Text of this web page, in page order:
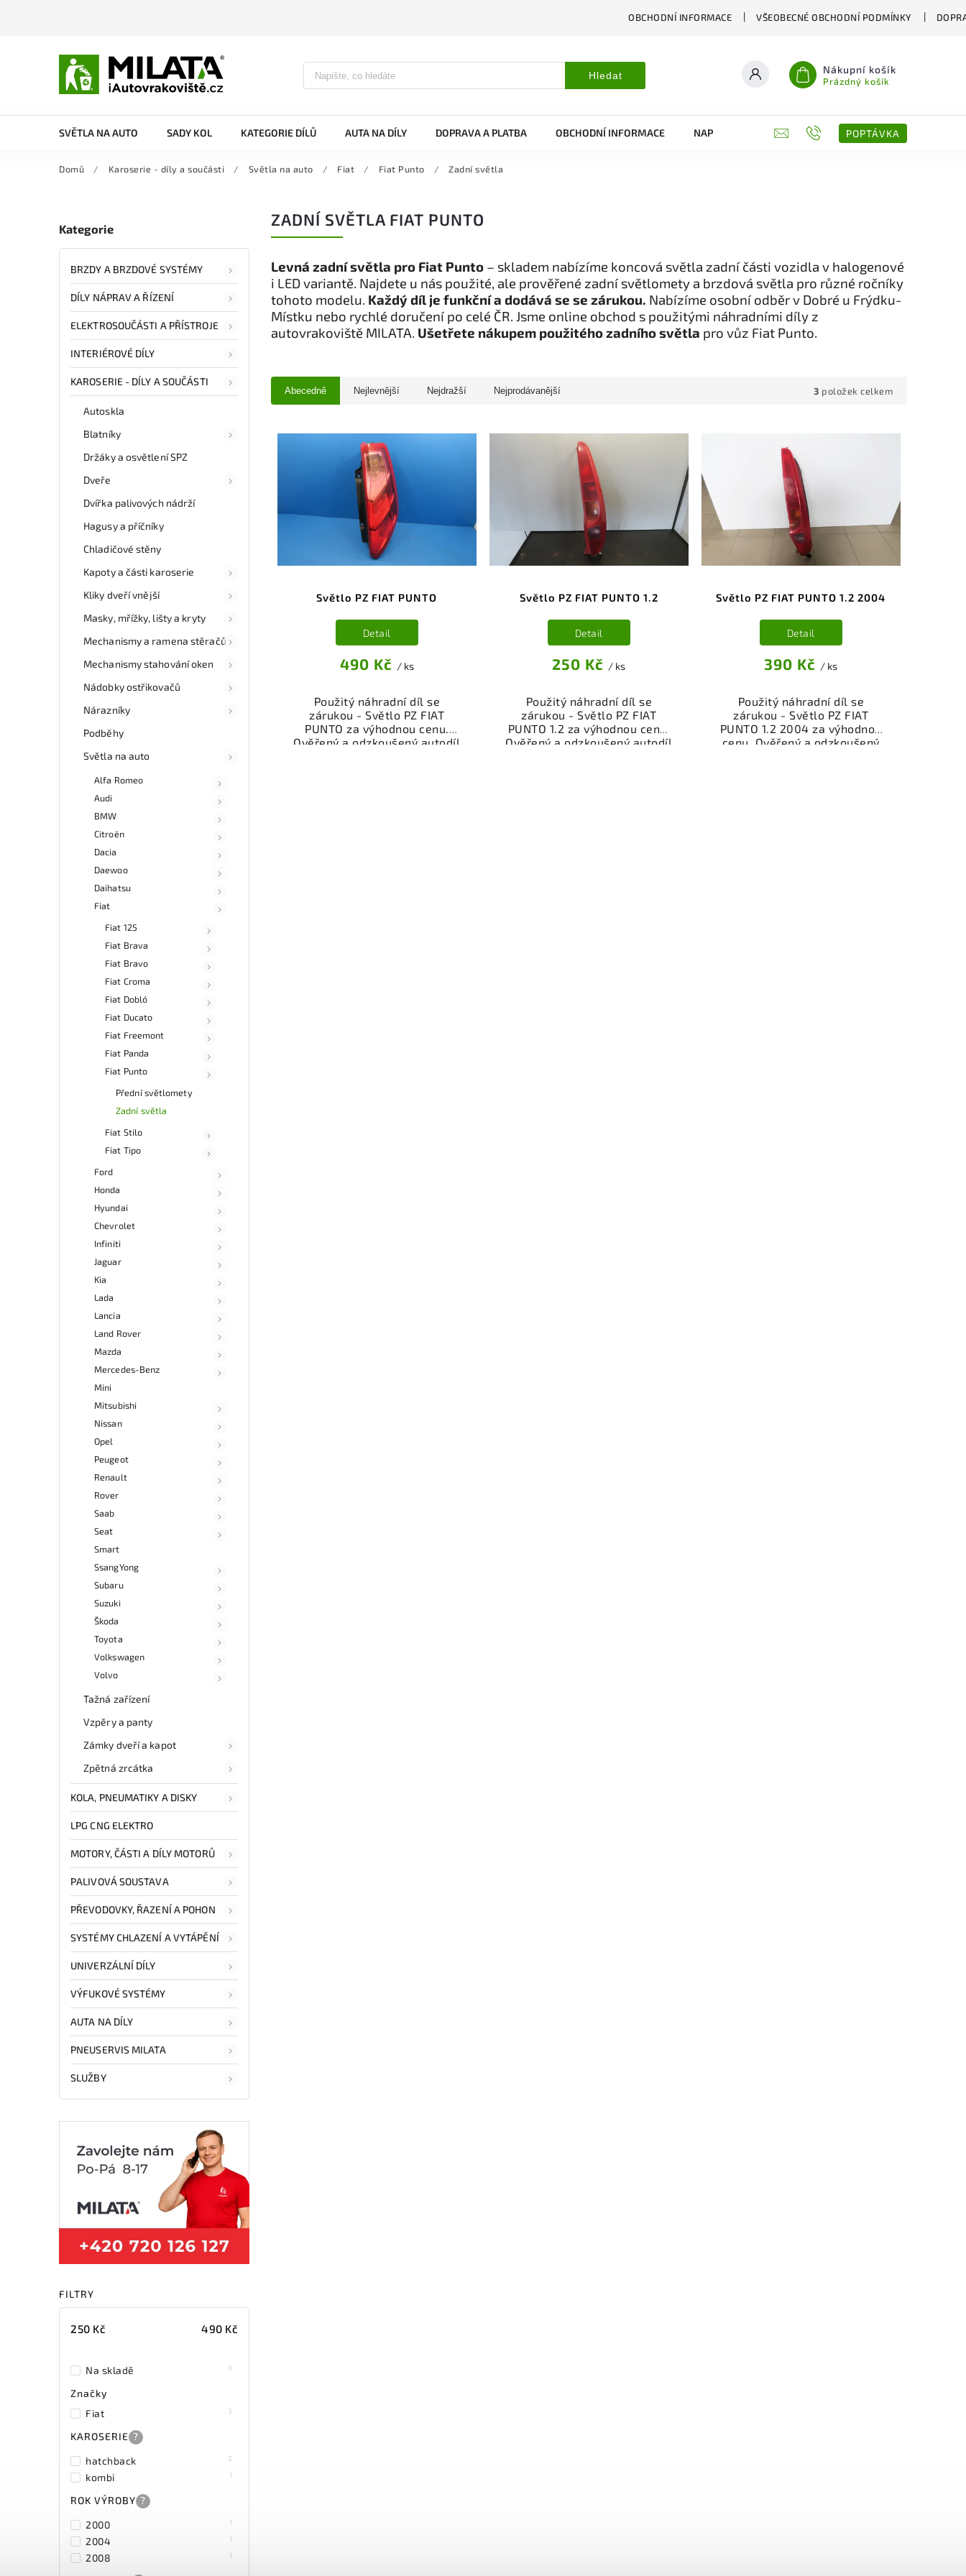
OBCHODNÍ INFORMACE VŠEOBECNÉ OBCHODNÍ PODMÍNKY
Hledat Nákupní košík
Prázdný košík
SVĚTLA NA AUTO SADY KOL KATEGORIE DÍLŮ AUTA NA DÍLY DOPRAVA A PLATBA OBCHODNÍ INFORMACE NAPIŠTE NÁM KONTAKTY POPTÁVKA
Domů / Karoserie - díly a součásti / Světla na auto / Fiat / Fiat Punto / Zadní světla
Kategorie
BRZDY A BRZDOVÉ SYSTÉMY
DÍLY NÁPRAV A ŘÍZENÍ
ELEKTROSOUČÁSTI A PŘÍSTROJE
INTERIÉROVÉ DÍLY
KAROSERIE - DÍLY A SOUČÁSTI
Autoskla
Blatníky
Držáky a osvětlení SPZ
Dveře
Dvířka palivových nádrží
Hagusy a příčníky
Chladičové stěny
Kapoty a části karoserie
Kliky dveří vnější
Masky, mřížky, lišty a kryty
Mechanismy a ramena stěračů
Mechanismy stahování oken
Nádobky ostřikovačů
Nárazníky
Podběhy
Světla na auto
Alfa Romeo
Audi
BMW
Citroën
Dacia
Daewoo
Daihatsu
Fiat
Fiat 125
Fiat Brava
Fiat Bravo
Fiat Croma
Fiat Dobló
Fiat Ducato
Fiat Freemont
Fiat Panda
Fiat Punto
Přední světlomety
Zadní světla
Fiat Stilo
Fiat Tipo
Ford
Honda
Hyundai
Chevrolet
Infiniti
Jaguar
Kia
Lada
Lancia
Land Rover
Mazda
Mercedes-Benz
Mini
Mitsubishi
Nissan
Opel
Peugeot
Renault
Rover
Saab
Seat
Smart
SsangYong
Subaru
Suzuki
Škoda
Toyota
Volkswagen
Volvo
Tažná zařízení
Vzpěry a panty
Zámky dveří a kapot
Zpětná zrcátka
KOLA, PNEUMATIKY A DISKY
LPG CNG ELEKTRO
MOTORY, ČÁSTI A DÍLY MOTORŮ
PALIVOVÁ SOUSTAVA
PŘEVODOVKY, ŘAZENÍ A POHON
SYSTÉMY CHLAZENÍ A VYTÁPĚNÍ
UNIVERZÁLNÍ DÍLY
VÝFUKOVÉ SYSTÉMY
AUTA NA DÍLY
PNEUSERVIS MILATA
SLUŽBY
FILTRY
250 Kč 490 Kč
Na skladě 3
Značky
Fiat
3
KAROSERIE ?
hatchback
2
kombi 1
ROK VÝROBY ?
2000
1
2004 1
2008 1
ZADNÍ SVĚTLA FIAT PUNTO
Levná zadní světla pro Fiat Punto – skladem nabízíme koncová světla zadní části vozidla v halogenové
i LED variantě. Najdete u nás použité, ale prověřené zadní světlomety a brzdová světla pro různé ročníky
tohoto modelu. Každý díl je funkční a dodává se se zárukou. Nabízíme osobní odběr v Dobré u Frýdku-
Místku nebo rychlé doručení po celé ČR. Jsme online obchod s použitými náhradními díly z
autovrakoviště MILATA. Ušetřete nákupem použitého zadního světla pro vůz Fiat Punto.
Abecedně Nejlevnější Nejdražší Nejprodávanější 3 položek celkem
Světlo PZ FIAT PUNTO
490 Kč / ks
Detail
Použitý náhradní díl se
zárukou - Světlo PZ FIAT
PUNTO za výhodnou cenu.
Ověřený a odzkoušený autodíl
Světlo PZ FIAT PUNTO 1.2
250 Kč / ks
Detail
Použitý náhradní díl se
zárukou - Světlo PZ FIAT
PUNTO 1.2 za výhodnou cenu.
Ověřený a odzkoušený autodíl
Světlo PZ FIAT PUNTO 1.2 2004
390 Kč / ks
Detail
Použitý náhradní díl se
zárukou - Světlo PZ FIAT
PUNTO 1.2 2004 za výhodnou
cenu. Ověřený a odzkoušený